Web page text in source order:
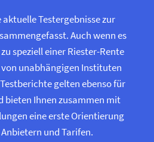
aktuelle Testergebnisse zur
Auch wenn es
speziell einer Riester-Rente
unabhängigen Instituten
gelten ebenso für
bieten Ihnen zusammen mit
eine erste Orientierung
und Tarifen.